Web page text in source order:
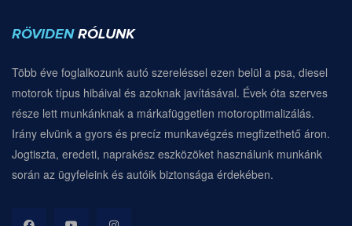
RÖVIDEN RÓLUNK
Több éve foglalkozunk autó szereléssel ezen belül a psa, diesel
motorok típus hibáival és azoknak javításával. Évek óta szerves
része lett munkánknak a márkafüggetlen motoroptimalizálás.
Irány elvünk a gyors és precíz munkavégzés megfizethető áron.
Jogtiszta, eredeti, naprakész eszközöket használunk munkánk
során az ügyfeleink és autóik biztonsága érdekében.